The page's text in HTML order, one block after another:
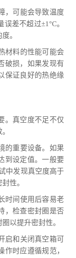
可能会导致温度
差不超过±1°C。
。
料的性能可能会
破损，如果发现有
保证良好的热绝缘
真空度不足不仅
重要设备。如果
到设定值。一般要
中发现真空度高于
性。
间使用后容易老
，检查密封圈是否
以提升密封性。
和关闭真空箱可
作时应遵循规范，